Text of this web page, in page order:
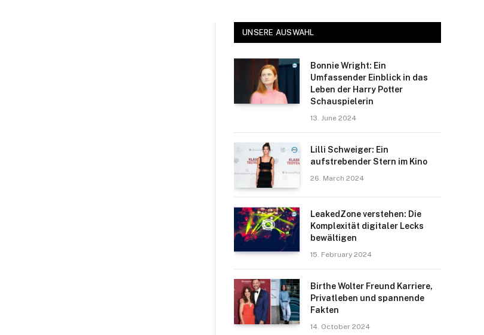
UNSERE AUSWAHL
Bonnie Wright: Ein
Umfassender Einblick in das
Leben der Harry Potter
Schauspielerin
13. June 2024
Lilli Schweiger: Ein
aufstrebender Stern im Kino
26. March 2024
LeakedZone verstehen: Die
Komplexität digitaler Lecks
bewältigen
15. February 2024
Birthe Wolter Freund Karriere,
Privatleben und spannende
Fakten
14. October 2024